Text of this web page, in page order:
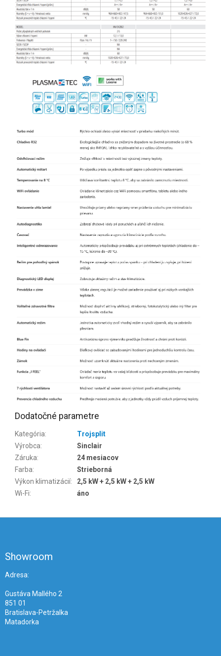
Dodatočné parametre
Kategória:
Trojsplit
Výrobca:
Sinclair
Záruka:
24 mesiacov
Farba:
Strieborná
Výkon klimatizácií:
2,5 kW + 2,5 kW + 2,5 kW
Wi-Fi: áno
Showroom
Adresa:
Gustáva Mallého 2
851 01
Bratislava-Petržalka
Matadorka